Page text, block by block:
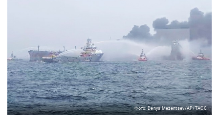
Фото: Denys Mezentsev/AP/ТАСС